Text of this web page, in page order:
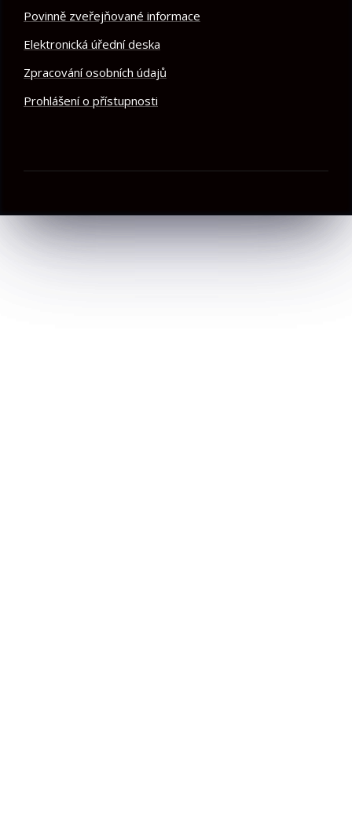
Povinně zveřejňované informace
Elektronická úřední deska
Zpracování osobních údajů
Prohlášení o přístupnosti